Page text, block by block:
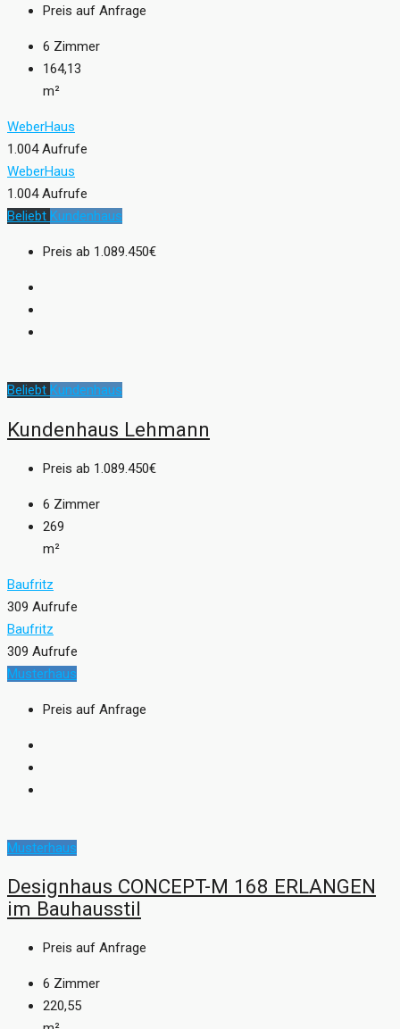
Preis auf Anfrage
6 Zimmer
164,13
m²
WeberHaus
1.004 Aufrufe
WeberHaus
1.004 Aufrufe
Beliebt Kundenhaus
Preis ab 1.089.450€
Beliebt Kundenhaus
Kundenhaus Lehmann
Preis ab 1.089.450€
6 Zimmer
269
m²
Baufritz
309 Aufrufe
Baufritz
309 Aufrufe
Musterhaus
Preis auf Anfrage
Musterhaus
Designhaus CONCEPT-M 168 ERLANGEN
im Bauhausstil
Preis auf Anfrage
6 Zimmer
220,55